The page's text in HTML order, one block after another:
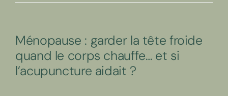
Ménopause : garder la tête froide
quand le corps chauffe… et si
l’acupuncture aidait ?